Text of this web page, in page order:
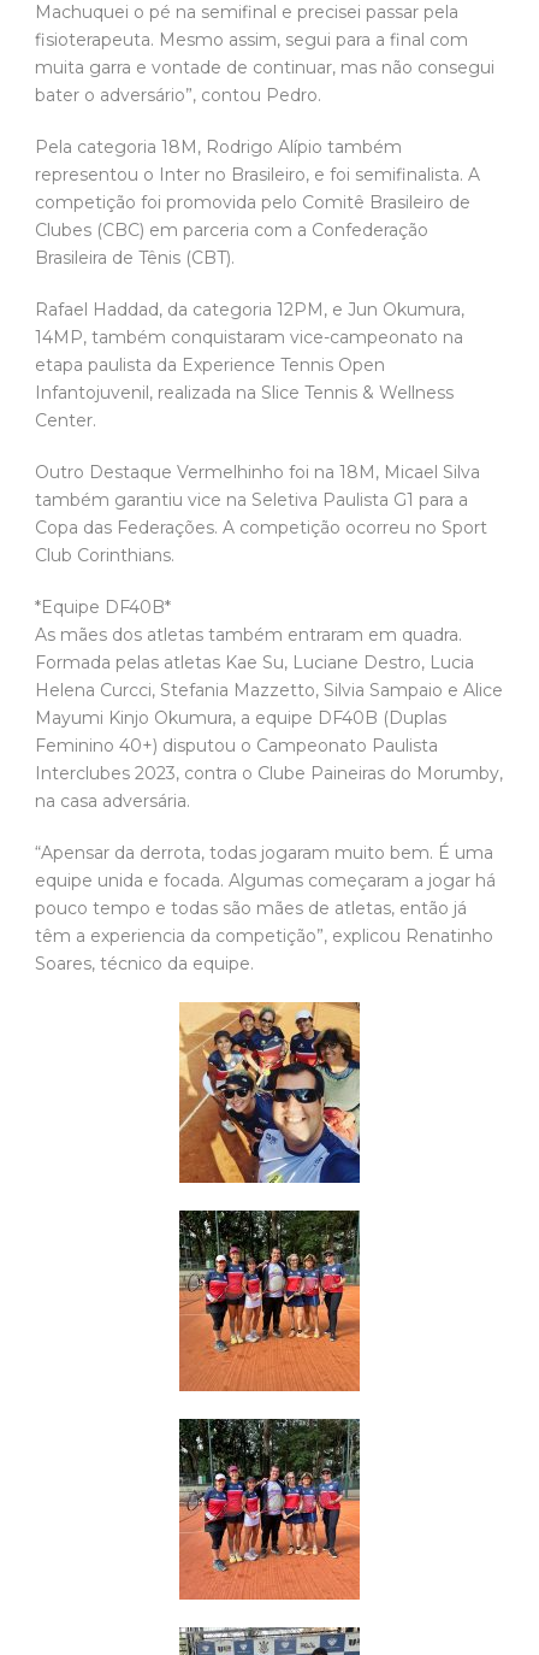
Machuquei o pé na semifinal e precisei passar pela
fisioterapeuta. Mesmo assim, segui para a final com
muita garra e vontade de continuar, mas não consegui
bater o adversário”, contou Pedro.
Pela categoria 18M, Rodrigo Alípio também
representou o Inter no Brasileiro, e foi semifinalista. A
competição foi promovida pelo Comitê Brasileiro de
Clubes (CBC) em parceria com a Confederação
Brasileira de Tênis (CBT).
Rafael Haddad, da categoria 12PM, e Jun Okumura,
14MP, também conquistaram vice-campeonato na
etapa paulista da Experience Tennis Open
Infantojuvenil, realizada na Slice Tennis & Wellness
Center.
Outro Destaque Vermelhinho foi na 18M, Micael Silva
também garantiu vice na Seletiva Paulista G1 para a
Copa das Federações. A competição ocorreu no Sport
Club Corinthians.
*Equipe DF40B*
As mães dos atletas também entraram em quadra.
Formada pelas atletas Kae Su, Luciane Destro, Lucia
Helena Curcci, Stefania Mazzetto, Silvia Sampaio e Alice
Mayumi Kinjo Okumura, a equipe DF40B (Duplas
Feminino 40+) disputou o Campeonato Paulista
Interclubes 2023, contra o Clube Paineiras do Morumby,
na casa adversária.
“Apensar da derrota, todas jogaram muito bem. É uma
equipe unida e focada. Algumas começaram a jogar há
pouco tempo e todas são mães de atletas, então já
têm a experiencia da competição”, explicou Renatinho
Soares, técnico da equipe.